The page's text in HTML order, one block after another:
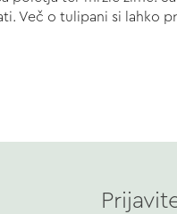
Več o tulipani si lahko